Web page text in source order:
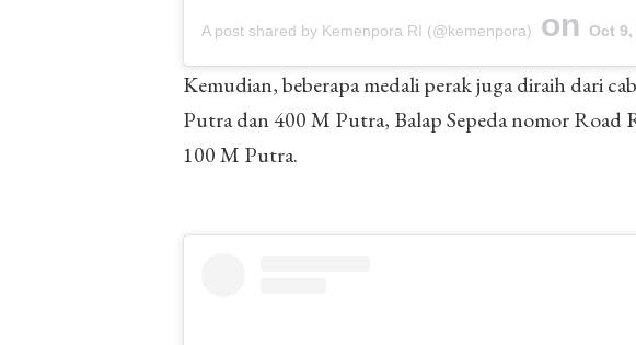
A post shared by Kemenpora RI (@kemenpora) on Oct 9,
Kemudian, beberapa medali perak juga diraih dari
Putra dan 400 M Putra, Balap Sepeda nomor Road
100 M Putra.